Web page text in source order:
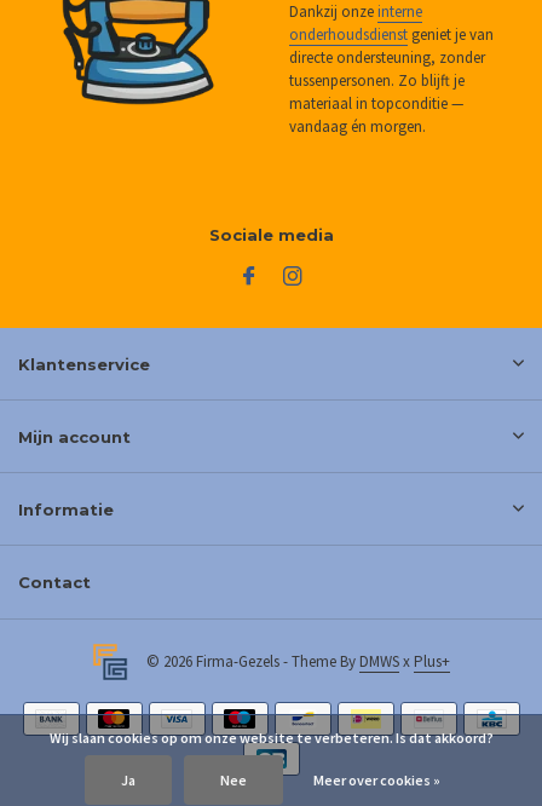
Dankzij onzeinterne
onderhoudsdienst geniet je van
directe ondersteuning, zonder
tussenpersonen. Zo blijft je
materiaal in topconditie —
vandaag én morgen.
Sociale media
Klantenservice
Mijn account
Informatie
Contact
© 2026 Firma-Gezels - Theme By DMWSx Plus+
Wij slaan cookies op om onze website te verbeteren. Is dat akkoord?
Ja Nee Meer over cookies »